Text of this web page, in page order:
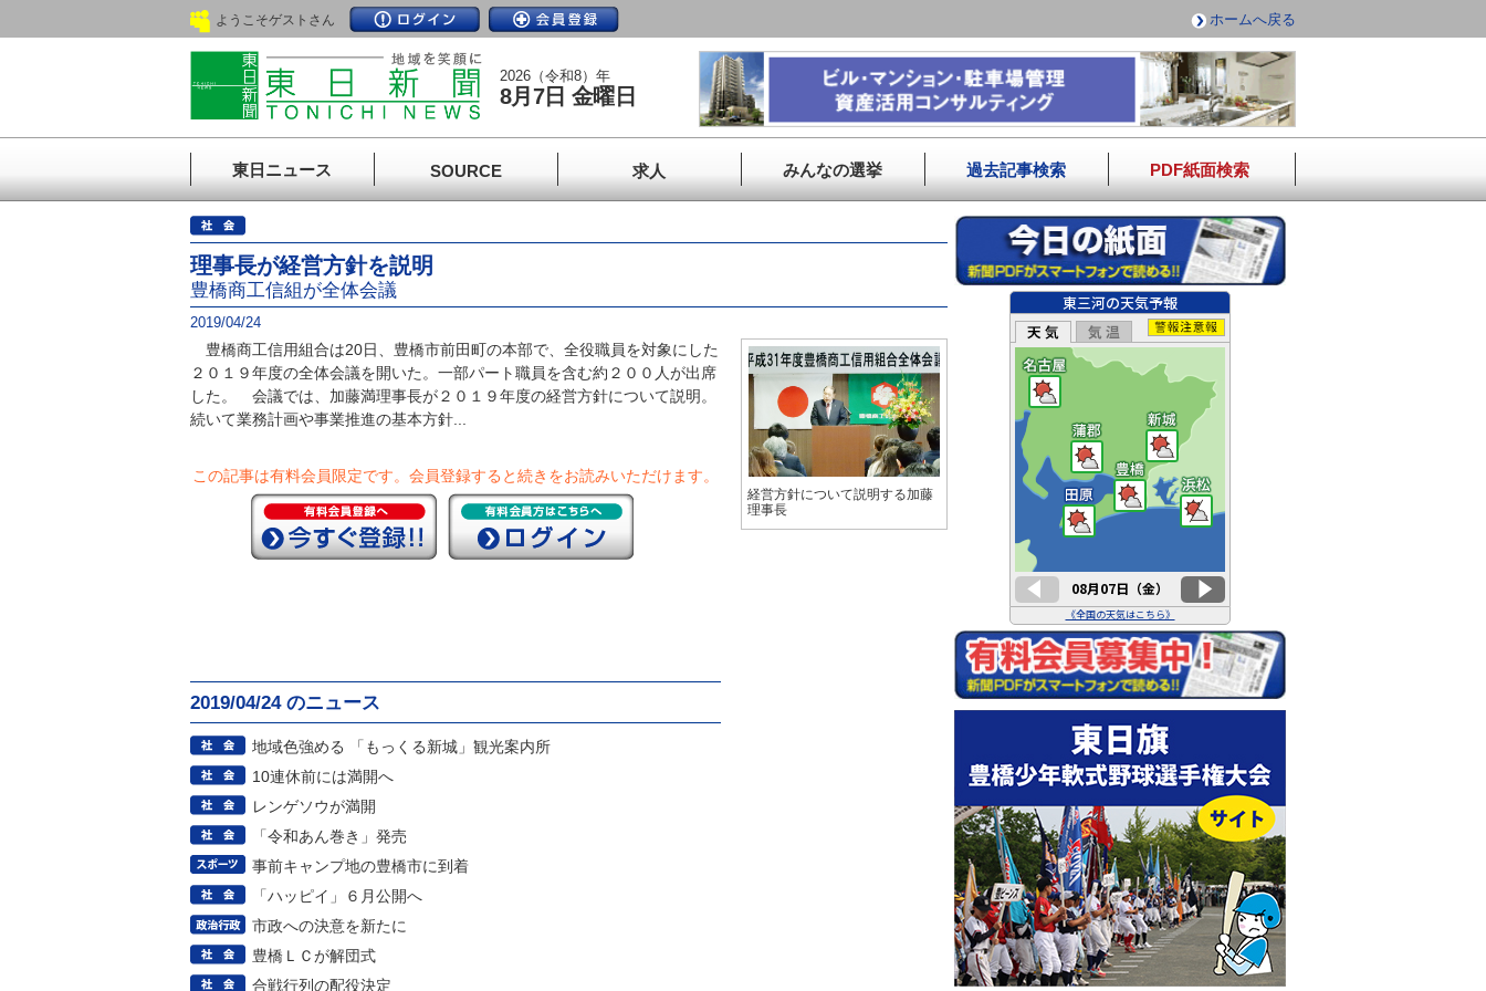
ようこそゲストさん ホームへ戻る
2026（令和8）年
8月7日 金曜日
東日ニュース SOURCE 求人 みんなの選挙 過去記事検索 PDF紙面検索
理事長が経営方針を説明
豊橋商工信組が全体会議
2019/04/24
豊橋商工信用組合は20日、豊橋市前田町の本部で、全役職員を対象にした
２０１９年度の全体会議を開いた。一部パート職員を含む約２００人が出席
した。 会議では、加藤満理事長が２０１９年度の経営方針について説明。
続いて業務計画や事業推進の基本方針...
この記事は有料会員限定です。 会員登録すると続きをお読みいただけます。
2019/04/24 のニュース
地域色強める 「もっくる新城」観光案内所
10連休前には満開へ
レンゲソウが満開
「令和あん巻き」発売
事前キャンプ地の豊橋市に到着
「ハッピイ」６月公開へ
市政への決意を新たに
豊橋ＬＣが解団式
合戦行列の配役決定
経営方針について説明する加藤
理事長